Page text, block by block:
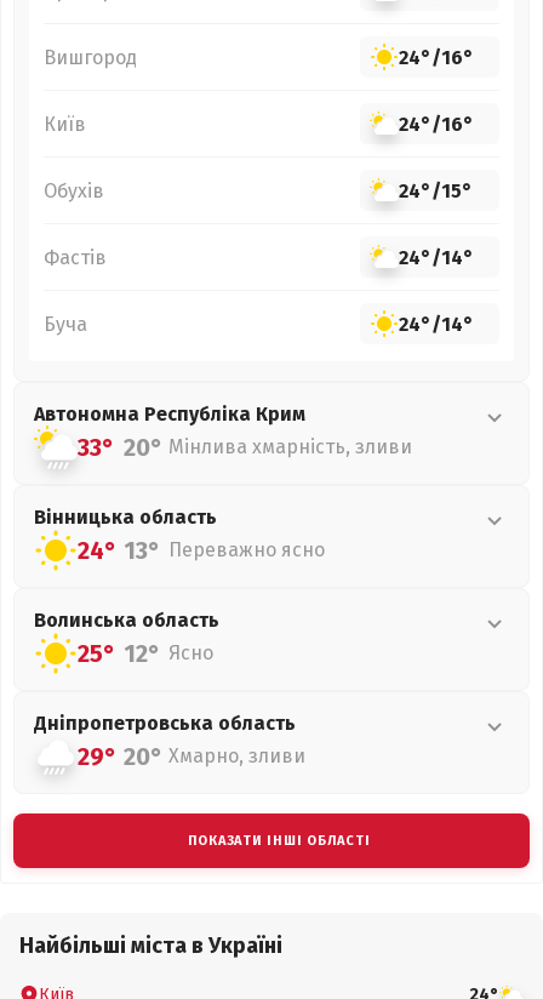
Вишгород 24°/16°
Київ 24°/16°
Обухів 24°/15°
Фастів 24°/14°
Буча 24°/14°
Автономна Республіка Крим
33° 20° Мінлива хмарність, зливи
Вінницька область
24° 13° Переважно ясно
Волинська область
25° 12° Ясно
Дніпропетровська область
29° 20° Хмарно, зливи
ПОКАЗАТИ ІНШІ ОБЛАСТІ
Найбільші міста в Україні
Київ 24°